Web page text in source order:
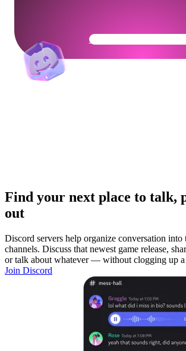
Get Your Community
Find your next place to talk,
out
Discord servers help organize conversation into
channels. Discuss that newest game release,
or talk about whatever — without clogging up a
Join Discord